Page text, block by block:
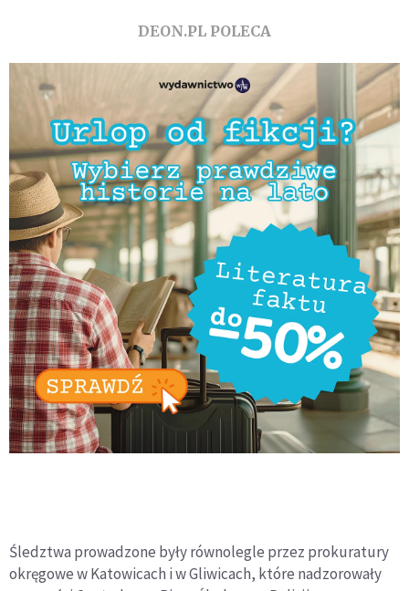
DEON.PL POLECA
Śledztwa prowadzone były równolegle przez prokuratury
okręgowe w Katowicach i w Gliwicach, które nadzorowały